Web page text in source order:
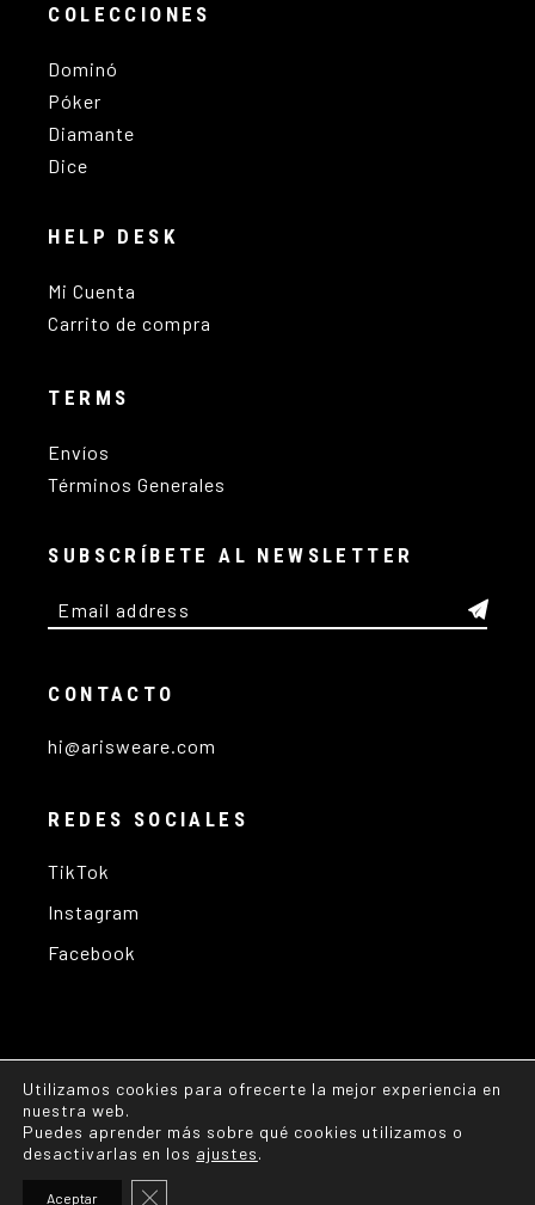
COLECCIONES
Dominó
Póker
Diamante
Dice
HELP DESK
Mi Cuenta
Carrito de compra
TERMS
Envíos
Términos Generales
SUBSCRÍBETE AL NEWSLETTER
CONTACTO
hi@arisweare.com
REDES SOCIALES
TikTok
Instagram
Facebook
Copyright © 2025
Utilizamos cookies para ofrecerte la mejor experiencia en
nuestra web.
Puedes aprender más sobre qué cookies utilizamos o
desactivarlas en los ajustes.
Aceptar Cerrar el banner de cookies RGPD